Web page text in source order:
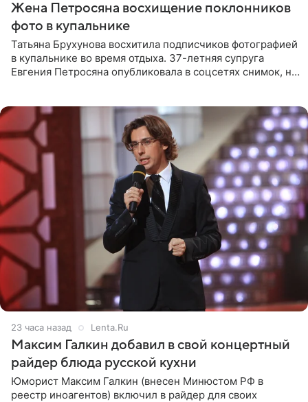
Жена Петросяна восхищение поклонников
фото в купальнике
Татьяна Брухунова восхитила подписчиков фотографией
в купальнике во время отдыха. 37-летняя супруга
Евгения Петросяна опубликовала в соцсетях снимок, на
23 часа назад Lenta.Ru
Максим Галкин добавил в свой концертный
райдер блюда русской кухни
Юморист Максим Галкин (внесен Минюстом РФ в
реестр иноагентов) включил в райдер для своих